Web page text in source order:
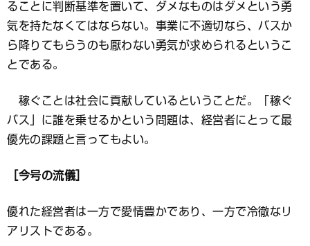
ることに判断基準を置いて、ダメなものはダメという勇
気を持たなくてはならない。事業に不適切なら、バスか
ら降りてもらうのも厭わない勇気が求められるというこ
とである。
稼ぐことは社会に貢献しているということだ。「稼ぐ
バス」に誰を乗せるかという問題は、経営者にとって最
優先の課題と言ってもよい。
［今号の流儀］
優れた経営者は一方で愛情豊かであり、一方で冷徹なリ
アリストである。